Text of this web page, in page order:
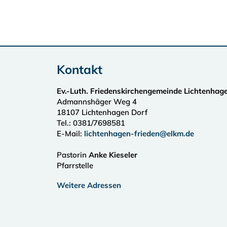
Kontakt
Ev.-Luth. Friedenskirchengemeinde
Admannshäger Weg 4
18107 Lichtenhagen Dorf
Tel.: 0381/7698581
E-Mail: lichtenhagen-frieden@elkm.de
Pastorin Anke Kieseler
Pfarrstelle
Weitere Adressen